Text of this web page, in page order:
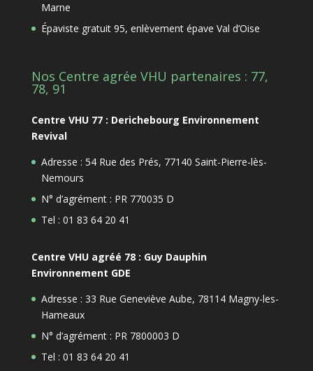
Marne
Épaviste gratuit 95, enlèvement épave Val d’Oise
Nos Centre agrée VHU partenaires : 77,
78, 91
Centre VHU 77 : Derichebourg Environnement
Revival
Adresse : 54 Rue des Prés, 77140 Saint-Pierre-lès-
Nemours
N° d’agrément : PR 770035 D
Tel : 01 83 64 20 41
Centre VHU agréé 78 : Guy Dauphin
Environnement GDE
Adresse : 33 Rue Geneviève Aube, 78114 Magny-les-
Hameaux
N° d’agrément : PR 7800003 D
Tel : 01 83 64 20 41